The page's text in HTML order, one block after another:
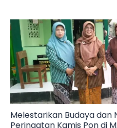
Melestarikan Budaya dan
Peringatan Kamis Pon di